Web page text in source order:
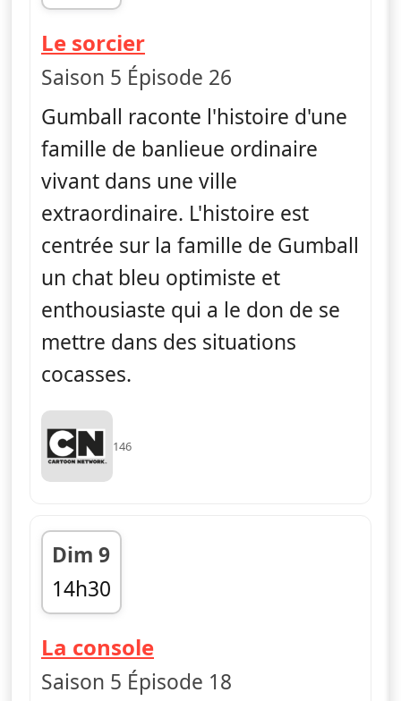
fin 14h30
Le sorcier— Le monde incroyable
Saison 5 Épisode 26
Gumball raconte l'histoire d'une
famille de banlieue ordinaire
vivant dans une ville
extraordinaire. L'histoire est
centrée sur la famille de Gumball
un chat bleu optimiste et
enthousiaste qui a le don de se
mettre dans des situations
cocasses.
146
Dim 9
14h30
fin 14h40
La console— Le monde
Saison 5 Épisode 18